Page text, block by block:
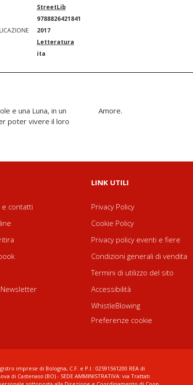
StreetLib
9788826421841
2017
Letteratura
ita
e una Luna, in un
poter vivere il loro
Amore.
e contatti
LINK UTILI
Privacy Policy
Cookie Policy
Privacy policy eventi e fiere
Condizioni generali di vendita
Termini di utilizzo del sito
Accessibilità
WhistleBlowing
Preferenze cookie
imprese di Bologna, C.F. e P.I.: 02591561200 REA di
di Castenaso (BO) - SEDE AMMINISTRATIVA: via Trattati